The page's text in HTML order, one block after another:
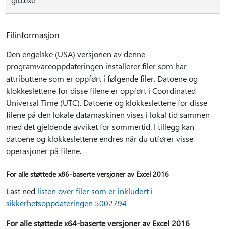
Filinformasjon
Den engelske (USA) versjonen av denne
programvareoppdateringen installerer filer som har
attributtene som er oppført i følgende filer. Datoene og
klokkeslettene for disse filene er oppført i Coordinated
Universal Time (UTC). Datoene og klokkeslettene for disse
filene på den lokale datamaskinen vises i lokal tid sammen
med det gjeldende avviket for sommertid. I tillegg kan
datoene og klokkeslettene endres når du utfører visse
operasjoner på filene.
For alle støttede x86-baserte versjoner av Excel 2016
Last ned listen over filer som er inkludert i
sikkerhetsoppdateringen 5002794
For alle støttede x64-baserte versjoner av Excel 2016